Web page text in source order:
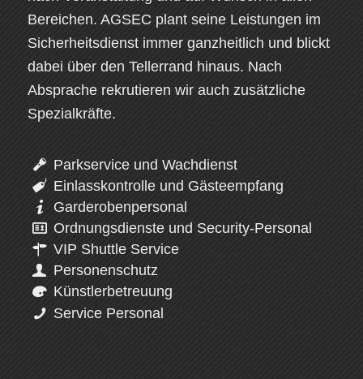
Bereichen. AGSEC plant seine Leistungen im
Sicherheitsdienst immer ganzheitlich und blickt
dabei über den Tellerrand hinaus. Nach
Absprache rekrutieren wir auch zusätzliche
Spezialkräfte.
Parkservice und Wachdienst
Einlasskontrolle und Gästeempfang
Garderobenpersonal
Ordnungsdienste und Security-Personal
VIP Shuttle Service
Personenschutz
Künstlerbetreuung
Service Personal